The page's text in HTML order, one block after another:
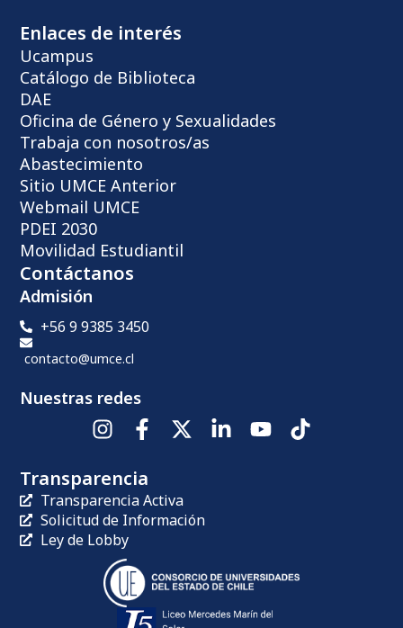
Enlaces de interés
Ucampus
Catálogo de Biblioteca
DAE
Oficina de Género y Sexualidades
Trabaja con nosotros/as
Abastecimiento
Sitio UMCE Anterior
Webmail UMCE
PDEI 2030
Movilidad Estudiantil
Contáctanos
Admisión
+56 9 9385 3450
contacto@umce.cl
Nuestras redes
Transparencia
Transparencia Activa
Solicitud de Información
Ley de Lobby